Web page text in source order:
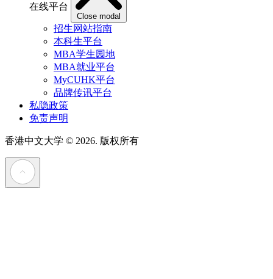
在线平台
Close modal
招生网站指南
本科生平台
MBA学生园地
MBA就业平台
MyCUHK平台
品牌传讯平台
私隐政策
免责声明
香港中文大学 © 2026. 版权所有